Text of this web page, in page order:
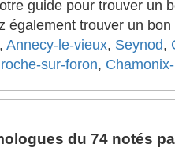
guide pour trouver un
également trouver un
, Annecy-le-vieux, Seynod,
sur-foron,
du 74 notés